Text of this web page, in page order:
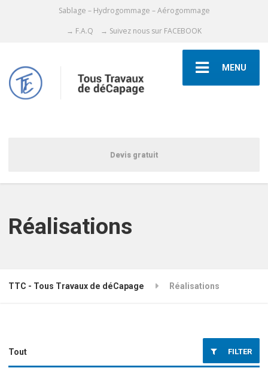
Sablage – Hydrogommage – Aérogommage
→ F.A.Q
→ Suivez nous sur FACEBOOK
MENU
Devis gratuit
Réalisations
TTC - Tous Travaux de déCapage Réalisations
FILTER
Tout